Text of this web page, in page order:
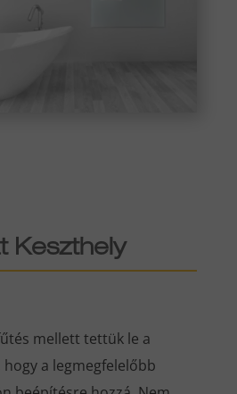
Keszthely
mellett tettük le a
a legmegfelelőbb